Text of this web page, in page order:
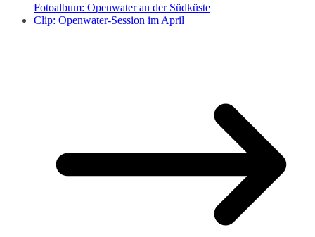
Fotoalbum: Openwater an der Südküste
Clip: Openwater-Session im April